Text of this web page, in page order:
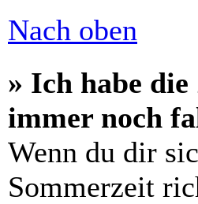
Nach oben
» Ich habe
immer noch
Wenn du dir
Sommerzeit